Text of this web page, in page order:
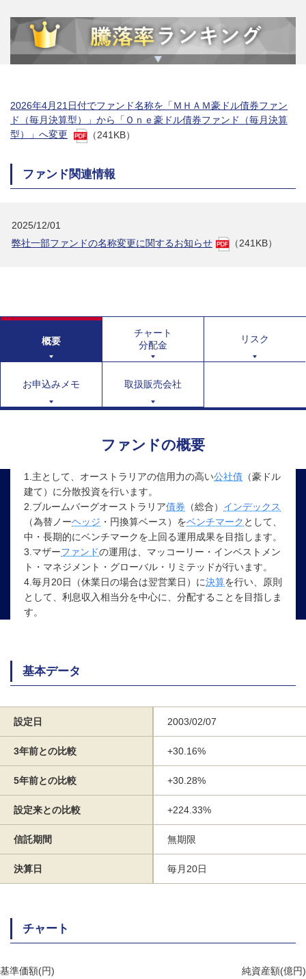
2026年4月21日付でファンド名称を「ＭＨＡＭ豪ドル債券ファン
ド（毎月決算型）」から「Ｏｎｅ豪ドル債券ファンド（毎月決算
型）」へ変更
（241KB）
ファンド関連情報
2025/12/01
弊社一部ファンドの名称変更に関するお知らせ
（241KB）
概要
チャート
分配金
リスク
お申込みメモ 取扱販売会社
ファンドの概要
1.主として、オーストラリアの信用力の高い公社債 （豪ドル
建て）に分散投資を行います。
2.ブルームバーグオーストラリア債券 （総合） インデックス
（為替ノーヘッジ ・円換算ベース）をベンチマーク として、
中・長期的にベンチマークを上回る運用成果を目指します。
3.マザーファンドの運用は、マッコーリー・インベストメン
ト・マネジメント・グローバル・リミテッドが行います。
4.毎月20日（休業日の場合は翌営業日）に決算を行い、原則
として、利息収入相当分を中心に、分配することを目指しま
す。
基本データ
設定日 2003/02/07
3年前との比較 +30.16%
5年前との比較 +30.28%
設定来との比較 +224.33%
信託期間 無期限
決算日 毎月20日
チャート
基準価額(円) 純資産額(億円)